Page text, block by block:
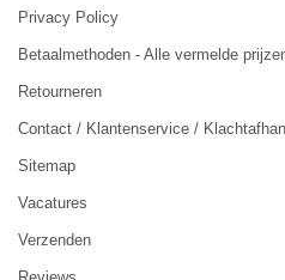
Privacy Policy
Betaalmethoden - Alle vermelde
Retourneren
Contact / Klantenservice /
Sitemap
Vacatures
Verzenden